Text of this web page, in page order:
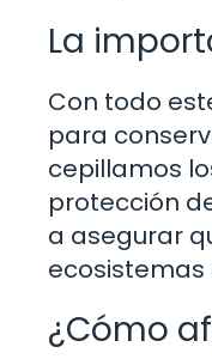
La
Con todo
para
cepillamos
protección
a asegurar
¿Cómo